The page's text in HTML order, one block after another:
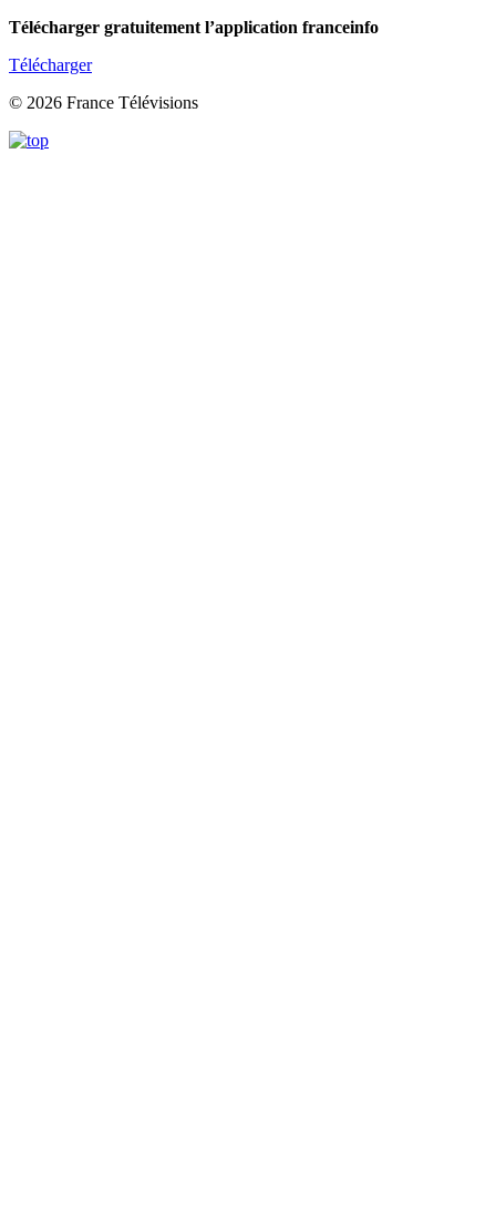
Télécharger gratuitement l’application franceinfo
Télécharger
© 2026 France Télévisions